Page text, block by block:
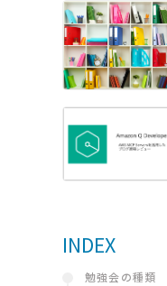
INDEX
勉強会の種類